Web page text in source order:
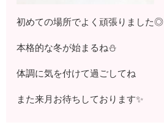
初めての場所でよく頑張りました◎
本格的な冬が始まるね⛄
体調に気を付けて過ごしてね
また来月お待ちしております✨